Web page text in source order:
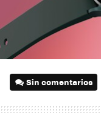
Sin comentarios